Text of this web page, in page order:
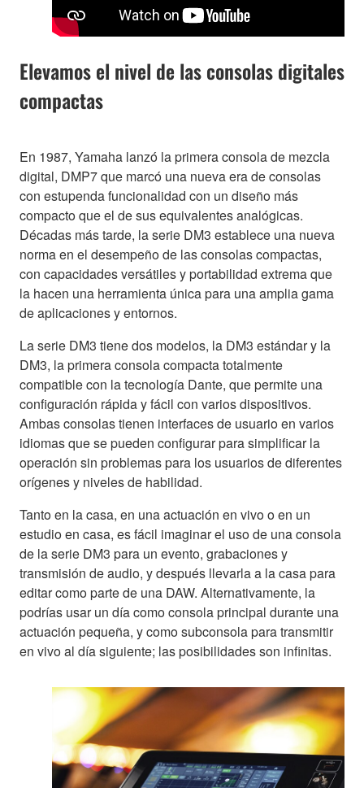
Elevamos el nivel de las consolas digitales
compactas
En 1987, Yamaha lanzó la primera consola de mezcla
digital, DMP7 que marcó una nueva era de consolas
con estupenda funcionalidad con un diseño más
compacto que el de sus equivalentes analógicas.
Décadas más tarde, la serie DM3 establece una nueva
norma en el desempeño de las consolas compactas,
con capacidades versátiles y portabilidad extrema que
la hacen una herramienta única para una amplia gama
de aplicaciones y entornos.
La serie DM3 tiene dos modelos, la DM3 estándar y la
DM3, la primera consola compacta totalmente
compatible con la tecnología Dante, que permite una
configuración rápida y fácil con varios dispositivos.
Ambas consolas tienen interfaces de usuario en varios
idiomas que se pueden configurar para simplificar la
operación sin problemas para los usuarios de diferentes
orígenes y niveles de habilidad.
Tanto en la casa, en una actuación en vivo o en un
estudio en casa, es fácil imaginar el uso de una consola
de la serie DM3 para un evento, grabaciones y
transmisión de audio, y después llevarla a la casa para
editar como parte de una DAW. Alternativamente, la
podrías usar un día como consola principal durante una
actuación pequeña, y como subconsola para transmitir
en vivo al día siguiente; las posibilidades son infinitas.